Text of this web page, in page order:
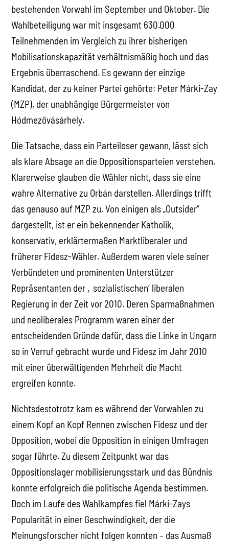
bestehenden Vorwahl im September und Oktober. Die
Wahlbeteiligung war mit insgesamt 630.000
Teilnehmenden im Vergleich zu ihrer bisherigen
Mobilisationskapazität verhältnismäßig hoch und das
Ergebnis überraschend. Es gewann der einzige
Kandidat, der zu keiner Partei gehörte: Peter Márki-Zay
(MZP), der unabhängige Bürgermeister von
Hódmezővásárhely.
Die Tatsache, dass ein Parteiloser gewann, lässt sich
als klare Absage an die Oppositionsparteien verstehen.
Klarerweise glauben die Wähler nicht, dass sie eine
wahre Alternative zu Orbán darstellen. Allerdings trifft
das genauso auf MZP zu. Von einigen als „Outsider“
dargestellt, ist er ein bekennender Katholik,
konservativ, erklärtermaßen Marktliberaler und
früherer Fidesz-Wähler. Außerdem waren viele seiner
Verbündeten und prominenten Unterstützer
Repräsentanten der ‚sozialistischen‘ liberalen
Regierung in der Zeit vor 2010. Deren Sparmaßnahmen
und neoliberales Programm waren einer der
entscheidenden Gründe dafür, dass die Linke in Ungarn
so in Verruf gebracht wurde und Fidesz im Jahr 2010
mit einer überwältigenden Mehrheit die Macht
ergreifen konnte.
Nichtsdestotrotz kam es während der Vorwahlen zu
einem Kopf an Kopf Rennen zwischen Fidesz und der
Opposition, wobei die Opposition in einigen Umfragen
sogar führte. Zu diesem Zeitpunkt war das
Oppositionslager mobilisierungsstark und das Bündnis
konnte erfolgreich die politische Agenda bestimmen.
Doch im Laufe des Wahlkampfes fiel Márki-Zays
Popularität in einer Geschwindigkeit, der die
Meinungsforscher nicht folgen konnten – das Ausmaß